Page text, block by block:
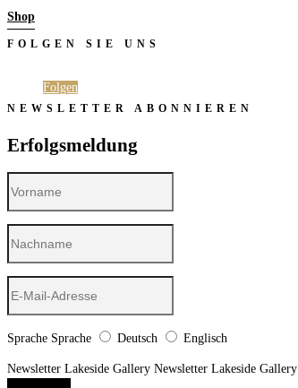
Shop
FOLGEN SIE UNS
Folgen
NEWSLETTER ABONNIEREN
Erfolgsmeldung
Sprache Sprache Deutsch Englisch
Newsletter Lakeside Gallery Newsletter Lakeside Gallery